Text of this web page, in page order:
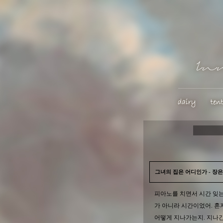
그녀의 집은 어디인가 - 장
피아노를 치면서 시간 잊
가 아니라 시간이었어. 혼
어떻게 지나가는지. 지나